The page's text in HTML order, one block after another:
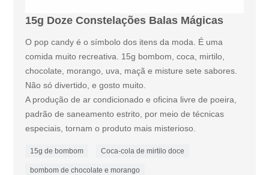
15g Doze Constelações Balas Mágicas
O pop candy é o símbolo dos itens da moda. É uma
comida muito recreativa. 15g bombom, coca, mirtilo,
chocolate, morango, uva, maçã e misture sete sabores.
Não só divertido, e gosto muito.
A produção de ar condicionado e oficina livre de poeira,
padrão de saneamento estrito, por meio de técnicas
especiais, tornam o produto mais misterioso.
15g de bombom Coca-cola de mirtilo doce
bombom de chocolate e morango